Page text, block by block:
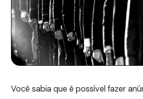
Você sabia que é possível fazer